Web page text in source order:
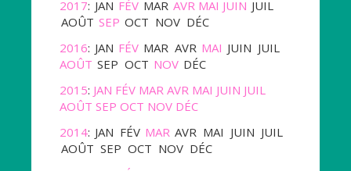
2017: JAN FÉV MAR AVR MAI JUIN JUIL
AOÛT SEP OCT NOV DÉC
2016: JAN FÉV MAR AVR MAI JUIN JUIL
AOÛT SEP OCT NOV DÉC
2015: JAN FÉV MAR AVR MAI JUIN JUIL
AOÛT SEP OCT NOV DÉC
2014: JAN FÉV MAR AVR MAI JUIN JUIL
AOÛT SEP OCT NOV DÉC